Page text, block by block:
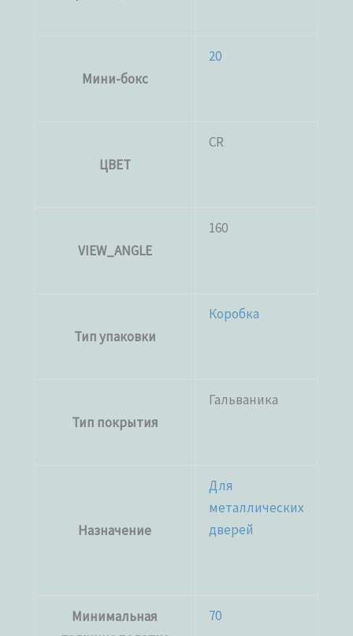
Мини-бокс
20
ЦВЕТ
CR
VIEW_ANGLE
160
Тип упаковки
Коробка
Тип покрытия
Гальваника
Назначение
Для
металлических
дверей
Минимальная
70